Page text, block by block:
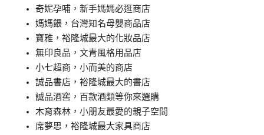
奇妮孕哺，新手媽媽必逛商店
媽媽餵，台灣知名母嬰商品店
寶雅，裕隆城最大的化妝品店
無印良品，文青風格用品店
小七超商，小而美的商店
誠品書店，裕隆城最大的書店
誠品酒窖，百款酒類等你來選購
木育森林，小朋友最愛的親子空間
席夢思，裕隆城最大家具商店